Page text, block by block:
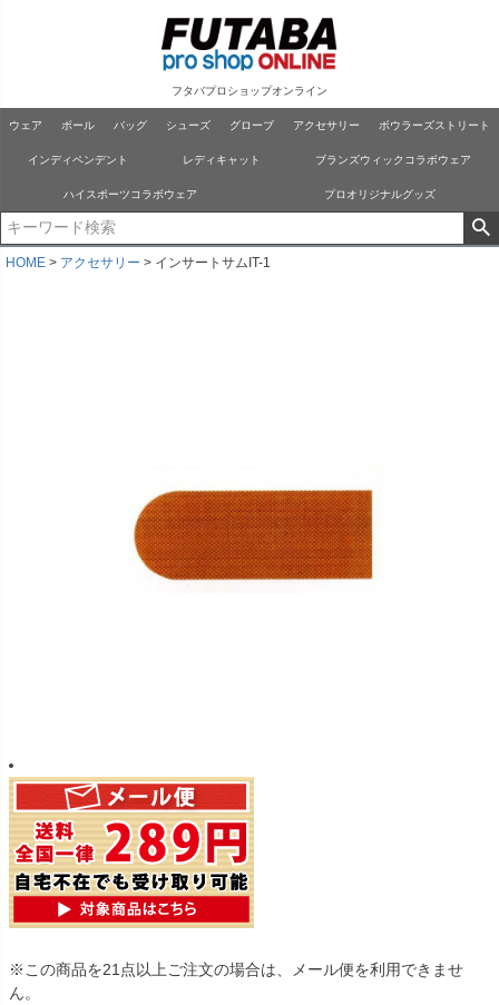
フタバプロショップオンライン
ウェア ボール バッグ シューズ グローブ アクセサリー ボウラーズストリート
インディペンデント レディキャット ブランズウィックコラボウェア
ハイスポーツコラボウェア プロオリジナルグッズ
HOME アクセサリー インサートサムIT-1
※この商品を21点以上ご注文の場合は、メール便を利用できませ
ん。